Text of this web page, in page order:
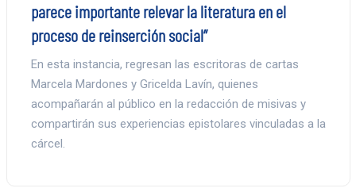
parece importante relevar la literatura en el
proceso de reinserción social”
En esta instancia, regresan las escritoras de cartas
Marcela Mardones y Gricelda Lavín, quienes
acompañarán al público en la redacción de misivas y
compartirán sus experiencias epistolares vinculadas a la
cárcel.